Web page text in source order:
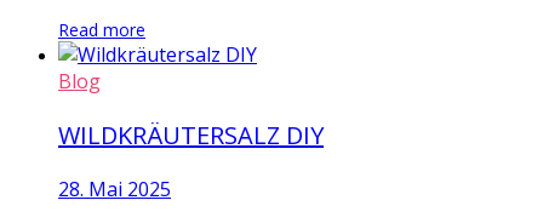
Read more
Blog
WILDKRÄUTERSALZ DIY
28. Mai 2025